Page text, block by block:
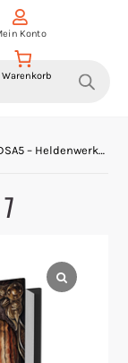
Konto
– Heldenwerk-Archiv 7